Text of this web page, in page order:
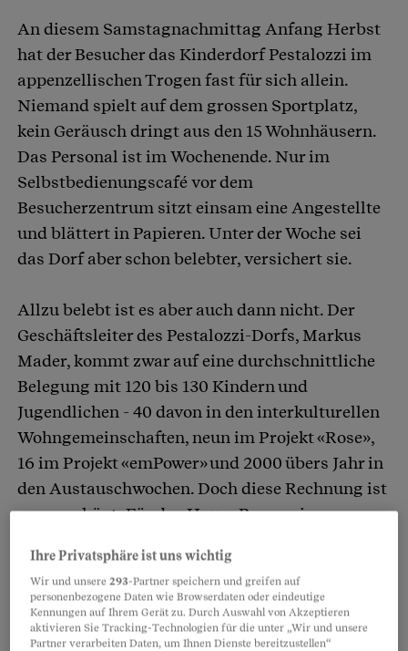
Artikel teilen
An diesem Samstagnachmittag Anfang Herbst
hat der Besucher das Kinderdorf Pestalozzi im
appenzellischen Trogen fast für sich allein.
Niemand spielt auf dem grossen Sportplatz,
kein Geräusch dringt aus den 15 Wohnhäusern.
Das Personal ist im Wochenende. Nur im
Selbstbedienungscafé vor dem
Besucherzentrum sitzt einsam eine Angestellte
und blättert in Papieren. Unter der Woche sei
das Dorf aber schon belebter, versichert sie.
Allzu belebt ist es aber auch dann nicht. Der
Geschäftsleiter des Pestalozzi-Dorfs, Markus
Mader, kommt zwar auf eine durchschnittliche
Belegung mit 120 bis 130 Kindern und
Jugendlichen - 40 davon in den interkulturellen
Wohngemeinschaften, neun im Projekt «Rose»,
16 im Projekt «emPower» und 2000 übers Jahr in
den Austauschwochen. Doch diese Rechnung ist
arg geschönt: Für das Haus «Rose», eine
Gewaltopfer, ist das Kinderdorf nur Vermieter.
Die Studierenden des Projekts «emPower» sind
junge Erwachsene, die zu interkulturellen
Jugendarbeitern ausgebildet werden - also keine
Ihre Privatsphäre ist uns wichtig
Wir und unsere293-Partner speichern und greifen auf
personenbezogene Daten wie Browserdaten oder eindeutige
Kennungen auf Ihrem Gerät zu. Durch Auswahl von Akzeptieren
aktivieren Sie Tracking-Technologien für die unter „Wir und unsere
Partner verarbeiten Daten, um Ihnen Dienste bereitzustellen“